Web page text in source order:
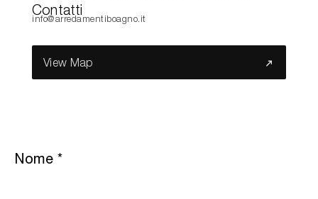
Cerca nel sito...
Contatti
info@arredamentiboagno.it
View Map
Nome*